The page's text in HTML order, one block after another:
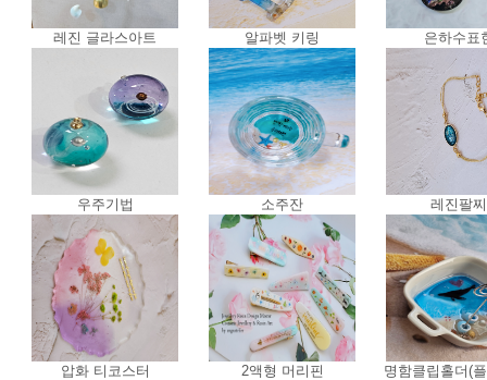
레진 글라스아트 알파벳 키링 은하수표
우주기법 소주잔 레진팔찌
압화 티코스터 2액형 머리핀 명함클립홀더(